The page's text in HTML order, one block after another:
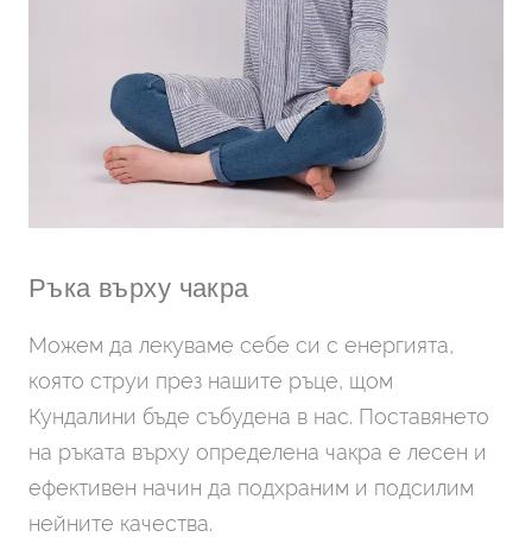
Ръка върху чакра
Можем да лекуваме себе си с енергията,
която струи през нашите ръце, щом
Кундалини бъде събудена в нас. Поставянето
на ръката върху определена чакра е лесен и
ефективен начин да подхраним и подсилим
нейните качества.